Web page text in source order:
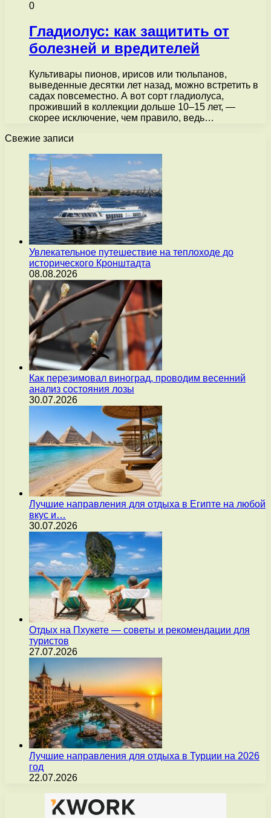
0
Гладиолус: как защитить от
болезней и вредителей
Культивары пионов, ирисов или тюльпанов,
выведенные десятки лет назад, можно встретить в
садах повсеместно. А вот сорт гладиолуса,
проживший в коллекции дольше 10–15 лет, —
скорее исключение, чем правило, ведь…
Свежие записи
Увлекательное путешествие на теплоходе до
исторического Кронштадта
08.08.2026
Как перезимовал виноград, проводим весенний
анализ состояния лозы
30.07.2026
Лучшие направления для отдыха в Египте на любой
вкус и…
30.07.2026
Отдых на Пхукете — советы и рекомендации для
туристов
27.07.2026
Лучшие направления для отдыха в Турции на 2026
год
22.07.2026